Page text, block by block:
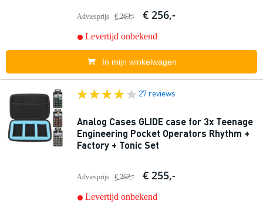
Adviesprijs € 263,- € 256,-
Levertijd onbekend
In mijn winkelwagen
27 reviews
Analog Cases GLIDE case for 3x Teenage
Engineering Pocket Operators Rhythm +
Factory + Tonic Set
Adviesprijs € 262,- € 255,-
Levertijd onbekend